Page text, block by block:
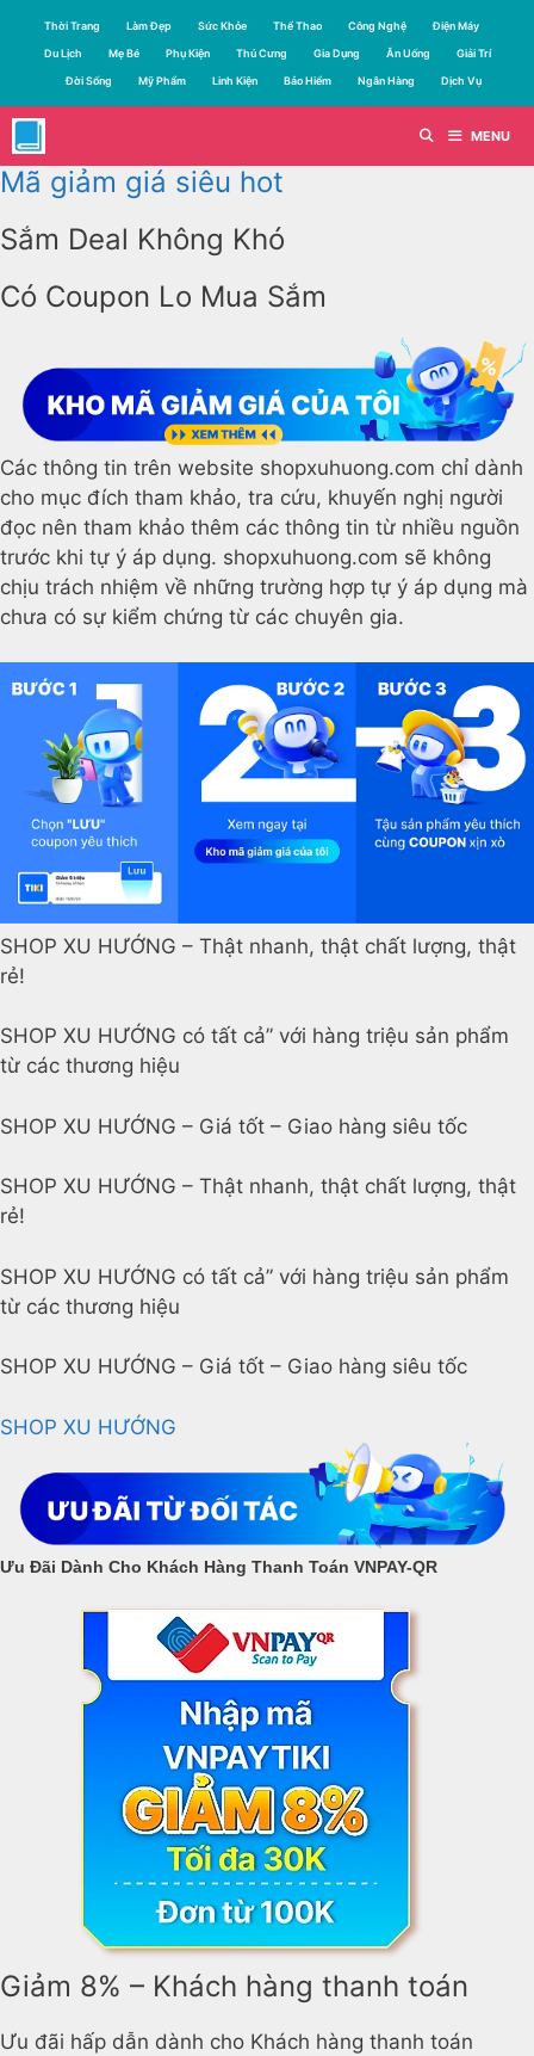
dung
Thời Trang Làm Đẹp Sức Khỏe Thể Thao Công Nghệ Điện Máy
Du Lịch Mẹ Bé Phụ Kiện Thú Cưng Gia Dụng Ăn Uống Giải Trí
Đời Sống Mỹ Phẩm Linh Kiện Bảo Hiểm Ngân Hàng Dịch Vụ
MENU
Mã giảm giá siêu hot
Sắm Deal Không Khó
Có Coupon Lo Mua Sắm
Các thông tin trên website shopxuhuong.com chỉ dành
cho mục đích tham khảo, tra cứu, khuyến nghị người
đọc nên tham khảo thêm các thông tin từ nhiều nguồn
trước khi tự ý áp dụng. shopxuhuong.com sẽ không
chịu trách nhiệm về những trường hợp tự ý áp dụng mà
chưa có sự kiểm chứng từ các chuyên gia.
SHOP XU HƯỚNG – Thật nhanh, thật chất lượng, thật
rẻ!
SHOP XU HƯỚNG có tất cả” với hàng triệu sản phẩm
từ các thương hiệu
SHOP XU HƯỚNG – Giá tốt – Giao hàng siêu tốc
SHOP XU HƯỚNG – Thật nhanh, thật chất lượng, thật
rẻ!
SHOP XU HƯỚNG có tất cả” với hàng triệu sản phẩm
từ các thương hiệu
SHOP XU HƯỚNG – Giá tốt – Giao hàng siêu tốc
SHOP XU HƯỚNG
Ưu Đãi Dành Cho Khách Hàng Thanh Toán VNPAY-QR
Giảm 8% – Khách hàng thanh toán
Ưu đãi hấp dẫn dành cho Khách hàng thanh toán